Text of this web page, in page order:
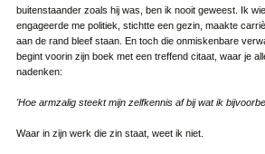
buitenstaander zoals hij was, ben ik nooit geweest. Ik
engageerde me politiek, stichtte een gezin, maakte
aan de rand bleef staan. En toch die onmiskenbare
begint voorin zijn boek met een treffend citaat, waar je
nadenken:
'Hoe armzalig steekt mijn zelfkennis af bij wat ik
Waar in zijn werk die zin staat, weet ik niet.